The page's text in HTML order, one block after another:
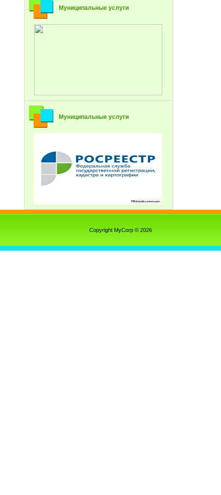
Муниципальные услуги
Муниципальные услуги
Copyright MyCorp © 2026